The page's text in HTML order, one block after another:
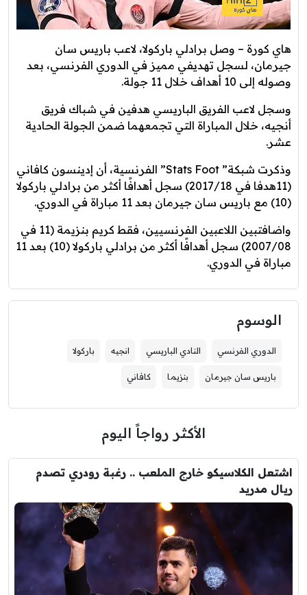
هاي كورة – وصل برادلي باركولا، لاعب باريس سان
جيرمان، لسجل تهديفي مميز في الدوري الفرنسي، بعد
وصوله إلى 10 أهداف خلال 11 جولة.
وسجل لاعب الفريق الباريسي هدفين في شباك فريق
أنجيه، خلال المباراة التي تجمعهما ضمن الجولة الحادية
عشر.
وذكرت شبكة” Stats Foot” الفرنسية، أن إدينسون كافاني
(11هدفا في 2017/18) سجل أهدافًا أكثر من برادلي باركولا
(10) مع باريس سان جيرمان بعد 11 مباراة في الدوري.
واضافتبين اللاعبين الفرنسيين، فقط كريم بنزيمة (11 في
2007/08) سجل أهدافًا أكثر من برادلي باركولا (10) بعد 11
مباراة في الدوري.
الوسوم
الدوري الفرنسي النادي الباريسي انجيه باركولا
باريس سان جيرمان بنزيما كافاني
الأكثر رواجاً اليوم
اشتعل الكلاسيكو خارج الملعب .. رغبة رودري تصدم
ريال مدريد